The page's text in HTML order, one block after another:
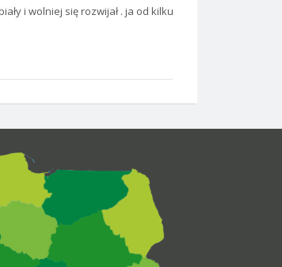
i wolniej się rozwijał . ja od kilku